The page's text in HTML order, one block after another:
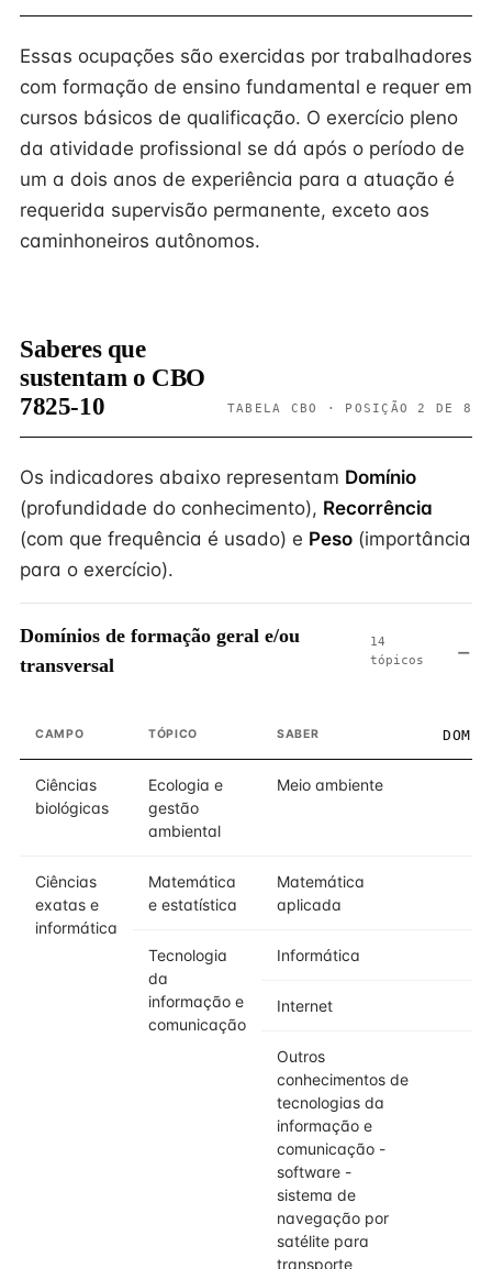
Essas ocupações são exercidas por trabalhadores
com formação de ensino fundamental e requer em
cursos básicos de qualificação. O exercício pleno
da atividade profissional se dá após o período de
um a dois anos de experiência para a atuação é
requerida supervisão permanente, exceto aos
caminhoneiros autônomos.
Saberes que
sustentam o CBO
7825-10
TABELA CBO · POSIÇÃO 2 DE 8
Os indicadores abaixo representam Domínio
(profundidade do conhecimento), Recorrência
(com que frequência é usado) e Peso (importância
para o exercício).
Domínios de formação geral e/ou
transversal
14
tópicos
CAMPO TÓPICO SABER
Ciências
biológicas
Ecologia e
gestão
ambiental
Meio ambiente
Ciências
exatas e
informática
Matemática
e estatística
Matemática
aplicada
Tecnologia
da
informação e
comunicação
Informática
Internet
Outros
conhecimentos de
tecnologias da
informação e
comunicação -
software -
sistema de
navegação por
satélite para
transporte